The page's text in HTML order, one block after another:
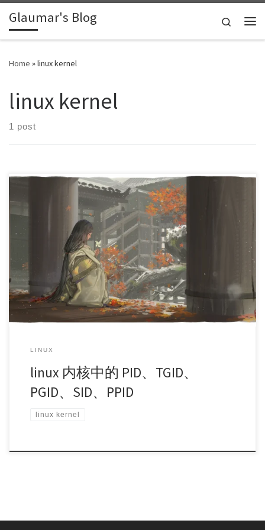
Skip to content
Glaumar's Blog
Search
Home »linux kernel
linux kernel
1 post
图片来源：https://www.pixiv.net/en/artworks/74361938 名称 解
释 task_struct 中的对应变量（定义在 include/linux/sched.h 中，
均为全局ID，内核版本 v2.6.24） 对应的系统调用 PID （Process
ID） 字面上是虽然是 进程 ID，实际上就是线程 ID，内核中进
程、线程都使用 task_struct 结构表示 task_struct->pid pid_t
gettid(void); TGID (Thread Group ID) 线程组 ID，即线程组组长的
PID，真正的进程 ID，如果进程只有一个线程则他的 PID 和
TGID 相同 task_struct->tgid pid_t getpid(void); PGID （Process
Group ID） 进程组 ID，多个进程可以组合为进程组，方便向所
有成员发送信号，进程组组长的 PID 即为PGID task_struct-
>signal->__pgrp pid_t getpgrp(void); SID（Session ID） 会话 ID，
多个进程组可以组合为会话，会话的组长PGID 即为 SID
LINUX
linux 内核中的 PID、TGID、
PGID、SID、PPID
linux kernel